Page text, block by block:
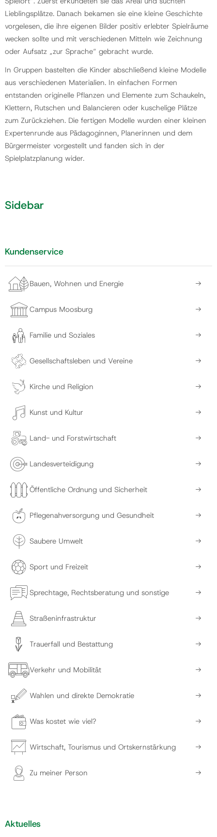
Lieblingsplätze. Danach bekamen sie eine kleine Geschichte
vorgelesen, die ihre eigenen Bilder positiv erlebter Spielräume
wecken sollte und mit verschiedenen Mitteln wie Zeichnung
oder Aufsatz „zur Sprache“ gebracht wurde.
In Gruppen bastelten die Kinder abschließend kleine Modelle
aus verschiedenen Materialien. In einfachen Formen
entstanden originelle Pflanzen und Elemente zum Schaukeln,
Klettern, Rutschen und Balancieren oder kuschelige Plätze
zum Zurückziehen. Die fertigen Modelle wurden einer kleinen
Expertenrunde aus Pädagoginnen, Planerinnen und dem
Bürgermeister vorgestellt und fanden sich in der
Spielplatzplanung wider.
Sidebar
Kundenservice
Bauen, Wohnen und Energie
Campus Moosburg
Familie und Soziales
Gesellschaftsleben und Vereine
Kirche und Religion
Kunst und Kultur
Land- und Forstwirtschaft
Landesverteidigung
Öffentliche Ordnung und Sicherheit
Pflegenahversorgung und Gesundheit
Saubere Umwelt
Sport und Freizeit
Sprechtage, Rechtsberatung und sonstige
Straßeninfrastruktur
Trauerfall und Bestattung
Verkehr und Mobilität
Wahlen und direkte Demokratie
Was kostet wie viel?
Wirtschaft, Tourismus und Ortskernstärkung
Zu meiner Person
Aktuelles